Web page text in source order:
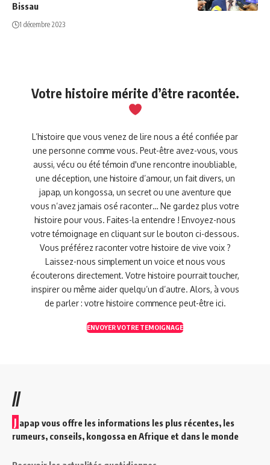
Bissau
1 décembre 2023
Votre histoire mérite d’être racontée.
L’histoire que vous venez de lire nous a été confiée par
une personne comme vous. Peut-être avez-vous, vous
aussi, vécu ou été témoin d'une rencontre inoubliable,
une déception, une histoire d’amour, un fait divers, un
japap, un kongossa, un secret ou une aventure que
vous n’avez jamais osé raconter… Ne gardez plus votre
histoire pour vous. Faites-la entendre ! Envoyez-nous
votre témoignage en cliquant sur le bouton ci-dessous.
Vous préférez raconter votre histoire de vive voix ?
Laissez-nous simplement un voice et nous vous
écouterons directement. Votre histoire pourrait toucher,
inspirer ou même aider quelqu’un d’autre. Alors, à vous
de parler : votre histoire commence peut-être ici.
ENVOYER VOTRE TEMOIGNAGE
//
J apap vous offre les informations les plus récentes, les
rumeurs, conseils, kongossa en Afrique et dans le monde